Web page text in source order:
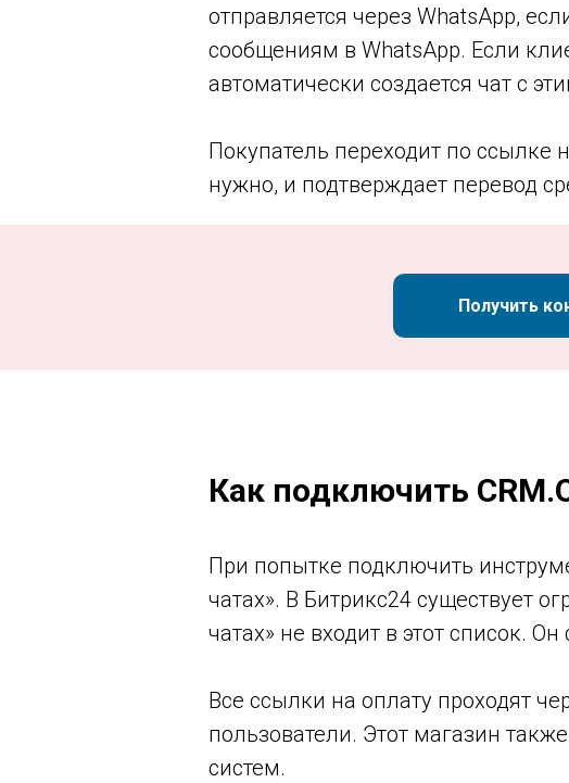
отправляется через WhatsApp,
сообщениям в WhatsApp. Если
автоматически создается чат с
Покупатель переходит по ссылке
нужно, и подтверждает перевод
Получить
Как подключить
При попытке подключить
чатах». В Битрикс24 существует
чатах» не входит в этот список.
Все ссылки на оплату проходят
пользователи. Этот магазин
систем.